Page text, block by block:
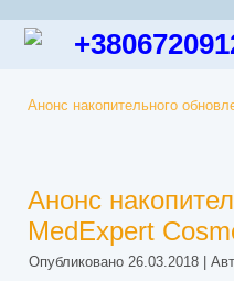
Анонс накопительного
Анонс
MedExpert
Опубликовано 26.03.2018